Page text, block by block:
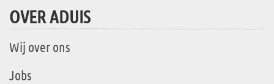
OVER ADUIS
Wij over ons
Jobs